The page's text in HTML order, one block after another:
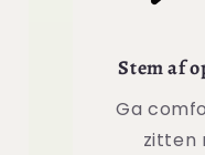
Stem af
Ga
zitten